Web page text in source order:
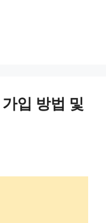
입 방법 및